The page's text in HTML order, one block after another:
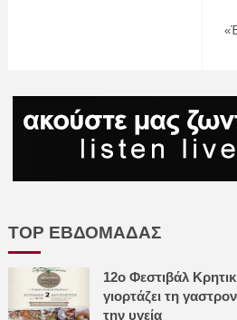
TOP ΕΒΔΟΜΑΔΑΣ
12ο Φεστιβάλ
γιορτάζει τη
την υγεία